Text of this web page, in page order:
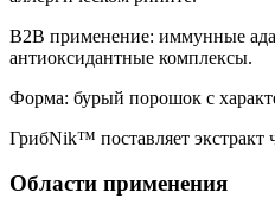
B2B применение: иммунные
антиоксидантные комплексы.
Форма: бурый порошок с
ГрибNik™ поставляет
Области применения